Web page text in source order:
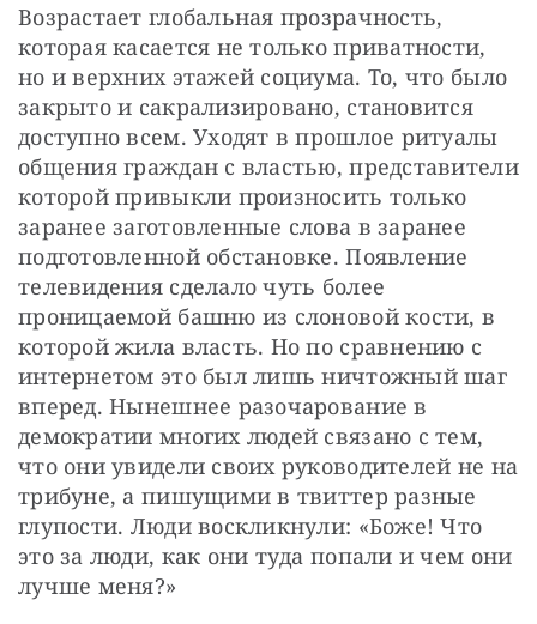
Возрастает глобальная прозрачность,
которая касается не только приватности,
но и верхних этажей социума. То, что было
закрыто и сакрализировано, становится
доступно всем. Уходят в прошлое ритуалы
общения граждан с властью, представители
которой привыкли произносить только
заранее заготовленные слова в заранее
подготовленной обстановке. Появление
телевидения сделало чуть более
проницаемой башню из слоновой кости, в
которой жила власть. Но по сравнению с
интернетом это был лишь ничтожный шаг
вперед. Нынешнее разочарование в
демократии многих людей связано с тем,
что они увидели своих руководителей не на
трибуне, а пишущими в твиттер разные
глупости. Люди воскликнули: «Боже! Что
это за люди, как они туда попали и чем они
лучше меня?»